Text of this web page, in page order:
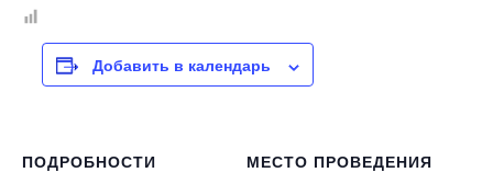
Добавить в календарь
ПОДРОБНОСТИ
МЕСТО ПРОВЕДЕНИЯ